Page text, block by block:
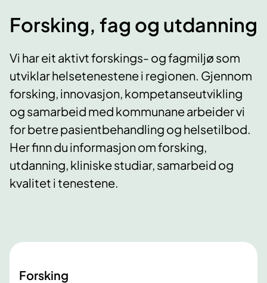
Forsking, fag og utdanning
Vi har eit aktivt forskings- og fagmiljø som
utviklar helsetenestene i regionen. Gjennom
forsking, innovasjon, kompetanseutvikling
og samarbeid med kommunane arbeider vi
for betre pasientbehandling og helsetilbod.
Her finn du informasjon om forsking,
utdanning, kliniske studiar, samarbeid og
kvalitet i tenestene.
Forsking